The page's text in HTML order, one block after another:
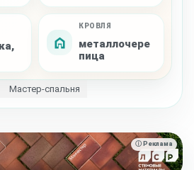
КРОВЛЯ
металлочере
пица
Мастер-спальня
ⓘ Реклама